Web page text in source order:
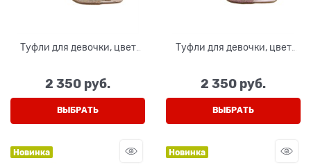
Туфли для девочки, цвет
2 350 руб.
ВЫБРАТЬ
Туфли для девочки, цвет
2 350 руб.
ВЫБРАТЬ
Новинка Новинка